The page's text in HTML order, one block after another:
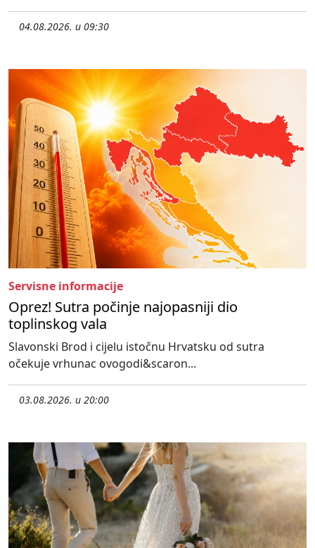
04.08.2026. u 09:30
Servisne informacije
Oprez! Sutra počinje najopasniji dio
toplinskog vala
Slavonski Brod i cijelu istočnu Hrvatsku od sutra
očekuje vrhunac ovogodi&scaron...
03.08.2026. u 20:00